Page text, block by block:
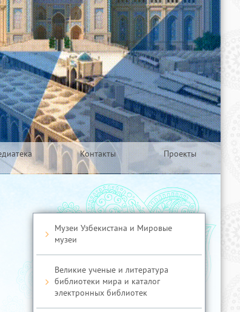
Контакты Проекты
Музеи Узбекистана и Мировые
музеи
Великие ученые и литература
библиотеки мира и каталог
электронных библиотек